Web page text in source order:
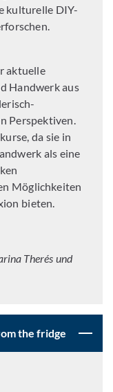
kulturelle DIY-
aktuelle
Handwerk aus
Perspektiven.
da sie in
als eine
Möglichkeiten
bieten.
Therés und
the fridge